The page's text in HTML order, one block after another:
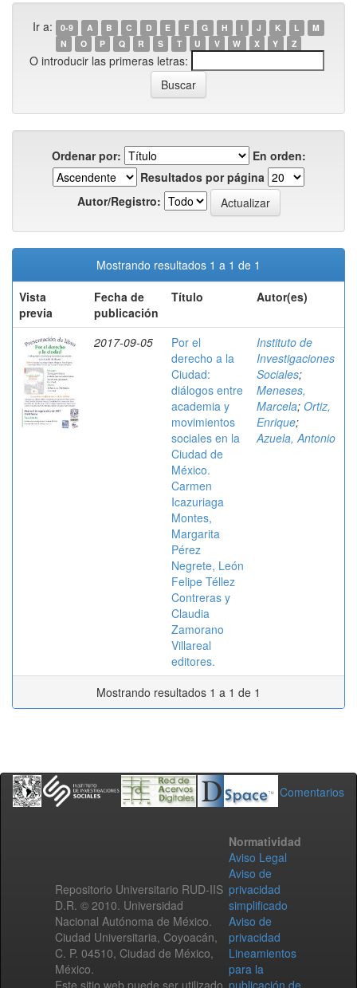
Ir a: 0-9 A B C D E F G H I J K L
M
N
O P Q R S T U V W X Y Z
O introducir las primeras letras:
Ordenar por:
En orden:
Resultados por página
Autor/Registro:
Mostrando resultados 1 a 1 de 1
Vista
previa
Fecha de
publicación
Título Autor(es)
2017-09-05
Por el
derecho a la
Ciudad:
diálogos entre
academia y
movimientos
sociales en la
Ciudad de
México.
Carmen
Icazuriaga
Montes,
Margarita
Pérez
Negrete, León
Felipe Téllez
Contreras y
Claudia
Zamorano
Villareal
editores.
Instituto de
Investigaciones
Sociales;
Meneses,
Marcela; Ortiz,
Enrique;
Azuela, Antonio
Mostrando resultados 1 a 1 de 1
Comentarios
Repositorio Universitario RUD-IIS
D.R. © 2010. Universidad
Nacional Autónoma de México.
Ciudad Universitaria, Coyoacán,
C. P. 04510, Ciudad de México,
México.
Este sitio web puede ser utilizado
Normatividad
Aviso Legal
Aviso de
privacidad
simplificado
Aviso de
privacidad
Lineamientos
para la
publicación de